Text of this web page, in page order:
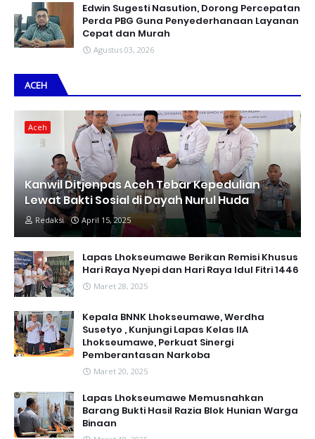
Edwin Sugesti Nasution, Dorong Percepatan
Perda PBG Guna Penyederhanaan Layanan
Cepat dan Murah
Agustus 03, 2026
ACEH
Aceh
Kanwil Ditjenpas Aceh Tebar Kepedulian
Lewat Bakti Sosial di Dayah Nurul Huda
Redaksi April 15, 2025
Lapas Lhokseumawe Berikan Remisi Khusus
Hari Raya Nyepi dan Hari Raya Idul Fitri 1446
Maret 28, 2025
Kepala BNNK Lhokseumawe, Werdha
Susetyo , Kunjungi Lapas Kelas IIA
Lhokseumawe, Perkuat Sinergi
Pemberantasan Narkoba
Maret 20, 2025
Lapas Lhokseumawe Memusnahkan
Barang Bukti Hasil Razia Blok Hunian Warga
Binaan